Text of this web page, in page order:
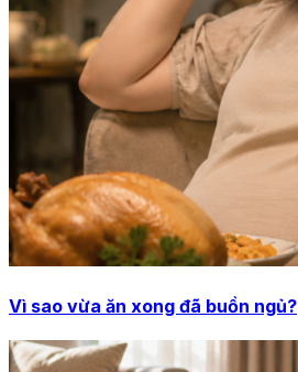
Vì sao vừa ăn xong đã buồn ngủ?